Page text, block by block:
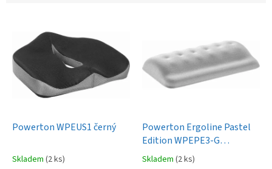
Powerton WPEUS1 černý
Skladem (2 ks)
Powerton Ergoline Pastel
Edition WPEPE3-G
podložka pod zápěstí šedá
Skladem (2 ks)